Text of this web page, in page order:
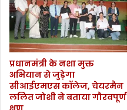
प्रधानमंत्री के नशा मुक्त
अभियान से जुड़ेगा
सीआईएमएस कॉलेज, चेयरमैन
ललित जोशी ने बताया गौरवपूर्ण